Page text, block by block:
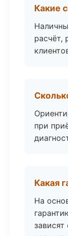
Какие
расчёт,
при
Какая
На
зависят